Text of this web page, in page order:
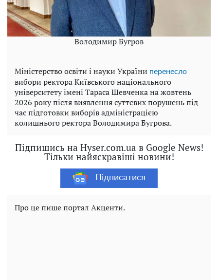
Володимир Бугров
Міністерство освіти і науки України перенесло
вибори ректора Київського національного
університету імені Тараса Шевченка на жовтень
2026 року після виявлення суттєвих порушень під
час підготовки виборів адміністрацією
колишнього ректора Володимира Бугрова.
Підпишись на Hyser.com.ua в Google News!
Тільки найяскравіші новини!
Підписатися
Про це пише портал Акценти.